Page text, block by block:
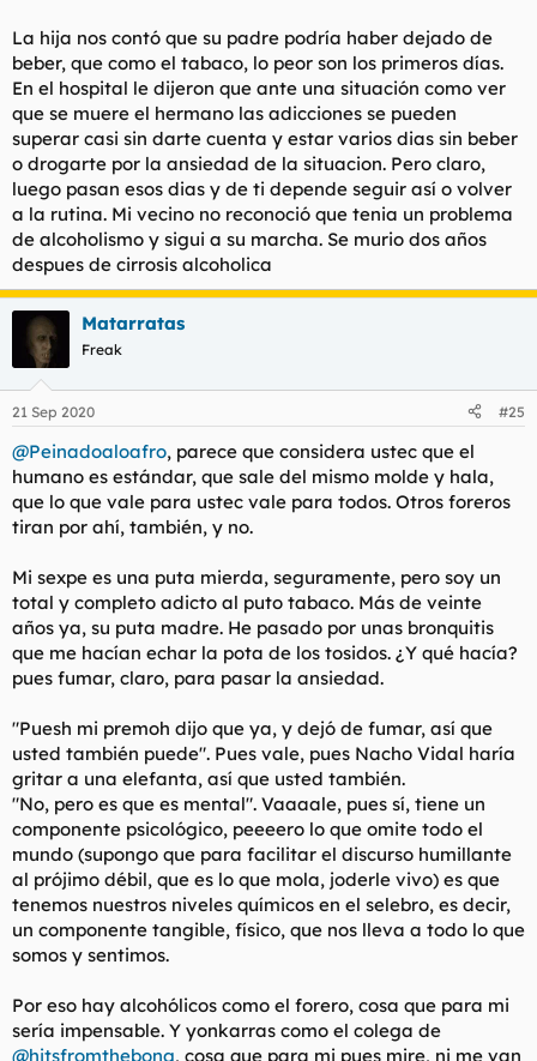
La hija nos contó que su padre podría haber dejado de
beber, que como el tabaco, lo peor son los primeros días.
En el hospital le dijeron que ante una situación como ver
que se muere el hermano las adicciones se pueden
superar casi sin darte cuenta y estar varios dias sin beber
o drogarte por la ansiedad de la situacion. Pero claro,
luego pasan esos dias y de ti depende seguir así o volver
a la rutina. Mi vecino no reconoció que tenia un problema
de alcoholismo y sigui a su marcha. Se murio dos años
despues de cirrosis alcoholica
Matarratas
Freak
21 Sep 2020 #25
@Peinadoaloafro, parece que considera ustec que el
humano es estándar, que sale del mismo molde y hala,
que lo que vale para ustec vale para todos. Otros foreros
tiran por ahí, también, y no.
Mi sexpe es una puta mierda, seguramente, pero soy un
total y completo adicto al puto tabaco. Más de veinte
años ya, su puta madre. He pasado por unas bronquitis
que me hacían echar la pota de los tosidos. ¿Y qué hacía?
pues fumar, claro, para pasar la ansiedad.
"Puesh mi premoh dijo que ya, y dejó de fumar, así que
usted también puede". Pues vale, pues Nacho Vidal haría
gritar a una elefanta, así que usted también.
"No, pero es que es mental". Vaaaale, pues sí, tiene un
componente psicológico, peeeero lo que omite todo el
mundo (supongo que para facilitar el discurso humillante
al prójimo débil, que es lo que mola, joderle vivo) es que
tenemos nuestros niveles químicos en el selebro, es decir,
un componente tangible, físico, que nos lleva a todo lo que
somos y sentimos.
Por eso hay alcohólicos como el forero, cosa que para mi
sería impensable. Y yonkarras como el colega de
@hitsfromthebong, cosa que para mi pues mire, ni me van